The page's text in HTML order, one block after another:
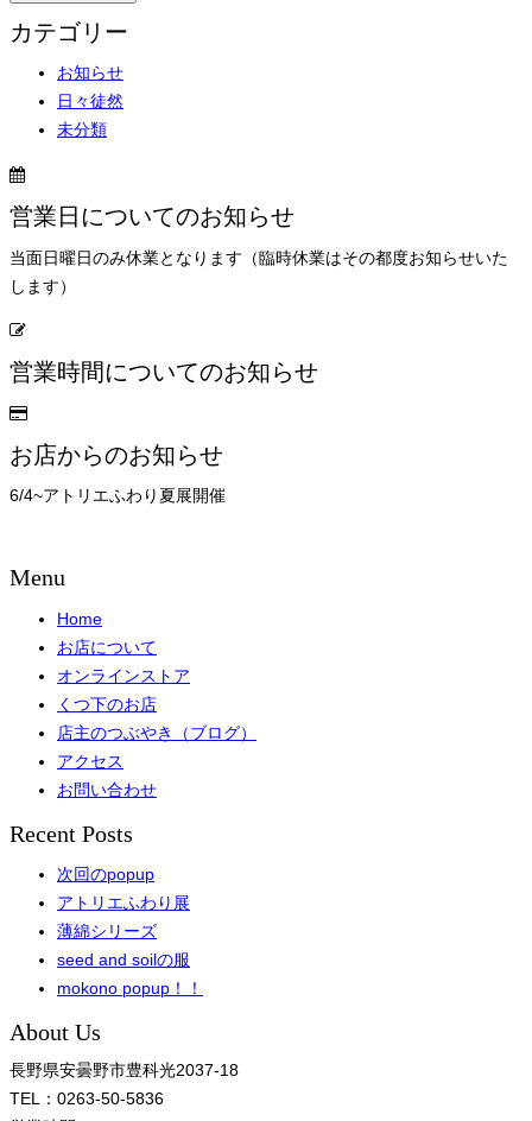
カテゴリー
お知らせ
日々徒然
未分類
営業日についてのお知らせ
当面日曜日のみ休業となります（臨時休業はその都度お知らせいた
します）
営業時間についてのお知らせ
お店からのお知らせ
6/4~アトリエふわり夏展開催
Menu
Home
お店について
オンラインストア
くつ下のお店
店主のつぶやき（ブログ）
アクセス
お問い合わせ
Recent Posts
次回のpopup
アトリエふわり展
薄綿シリーズ
seed and soilの服
mokono popup！！
About Us
長野県安曇野市豊科光2037-18
TEL：0263-50-5836